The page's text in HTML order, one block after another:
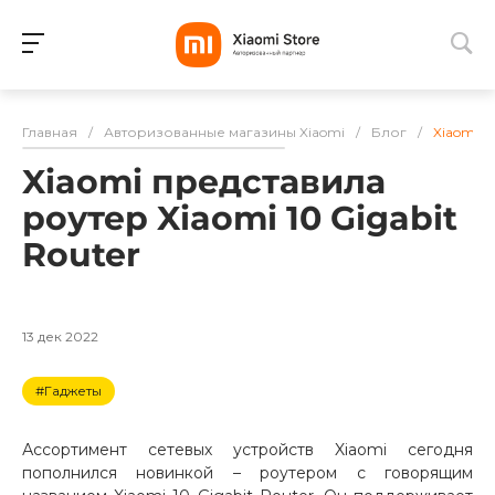
Разбейте
оплатуна части
без переплат
График платежей
Сегодня
Главная / Авторизованные магазины Xiaomi / Блог / Xiaomi
Xiaomi представила
роутер Xiaomi 10 Gigabit
Router
13 дек 2022
#Гаджеты
Ассортимент сетевых устройств Xiaomi сегодня
пополнился новинкой – роутером с говорящим